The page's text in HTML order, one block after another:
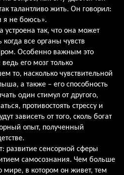
талантливо жить. Он говорил:
я не боюсь».
устроена так, что она может
все органы чувств
Особенно важным это
его мозг только
то, насколько чувствительной
а также – его способность
один стимул от другого,
противостоять стрессу и
зависеть от того, сколь богат
опыт, полученный
сенсорной сферы
самосознания. Чем больше
мире, в котором он живет, тем